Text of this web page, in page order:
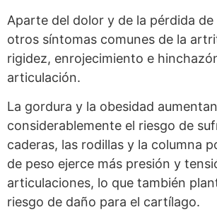
Aparte del dolor y de la pérdida
otros síntomas comunes de la
rigidez, enrojecimiento e
articulación.
La gordura y la obesidad aumentan
considerablemente el riesgo de
caderas, las rodillas y la columna
de peso ejerce más presión y
articulaciones, lo que también
riesgo de daño para el cartílago.